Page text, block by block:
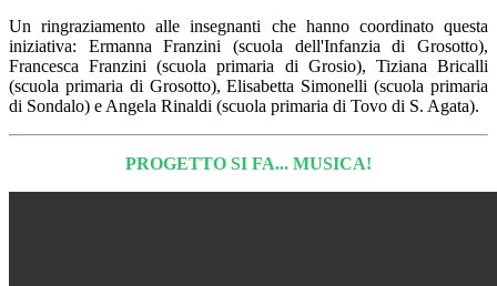
Un ringraziamento alle insegnanti che hanno coordinato questa
iniziativa: Ermanna Franzini (scuola dell'Infanzia di Grosotto),
Francesca Franzini (scuola primaria di Grosio), Tiziana Bricalli
(scuola primaria di Grosotto), Elisabetta Simonelli (scuola primaria
di Sondalo) e Angela Rinaldi (scuola primaria di Tovo di S. Agata).
PROGETTO SI FA... MUSICA!